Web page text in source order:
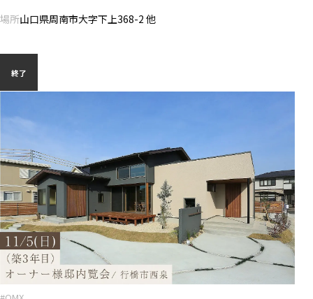
場所山口県周南市大字下上368-2 他
終了